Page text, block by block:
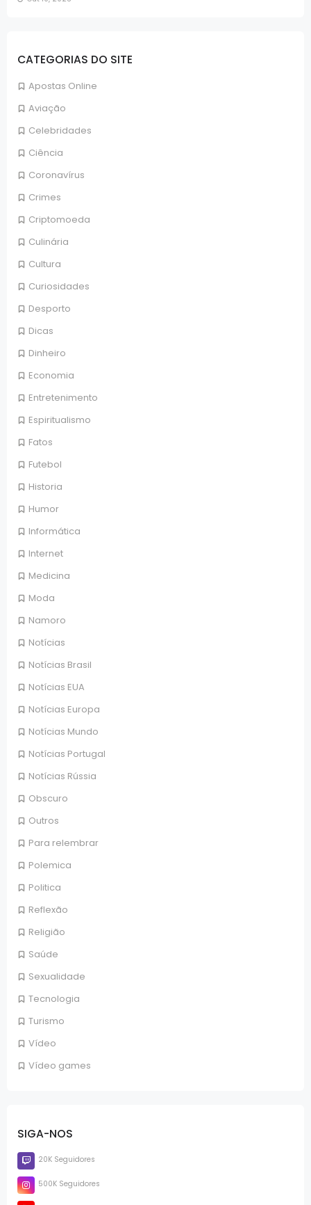
CATEGORIAS DO SITE
Apostas Online
Aviação
Celebridades
Ciência
Coronavírus
Crimes
Criptomoeda
Culinária
Cultura
Curiosidades
Desporto
Dicas
Dinheiro
Economia
Entretenimento
Espiritualismo
Fatos
Futebol
Historia
Humor
Informática
Internet
Medicina
Moda
Namoro
Notícias
Notícias Brasil
Notícias EUA
Notícias Europa
Notícias Mundo
Notícias Portugal
Notícias Rússia
Obscuro
Outros
Para relembrar
Polemica
Politica
Reflexão
Religião
Saúde
Sexualidade
Tecnologia
Turismo
Vídeo
Vídeo games
SIGA-NOS
20K Seguidores
500K Seguidores